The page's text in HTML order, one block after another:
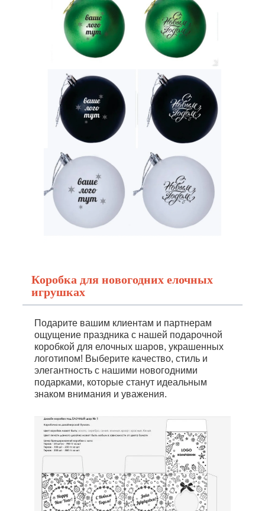
Коробка для новогодних елочных
игрушках
Подарите вашим клиентам и партнерам
ощущение праздника с нашей подарочной
коробкой для елочных шаров, украшенных
логотипом! Выберите качество, стиль и
элегантность с нашими новогодними
подарками, которые станут идеальным
знаком внимания и уважения.